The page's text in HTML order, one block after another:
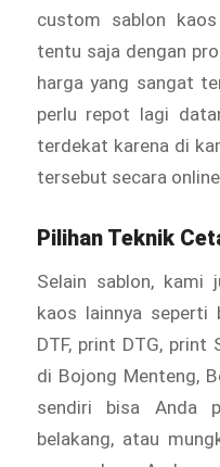
custom sablon
tentu saja dengan
harga yang sangat
perlu repot lagi
terdekat karena di
tersebut secara online.
Pilihan Teknik
Selain sablon, kami
kaos lainnya seperti
DTF, print DTG, print
di Bojong Menteng,
sendiri bisa Anda
belakang, atau